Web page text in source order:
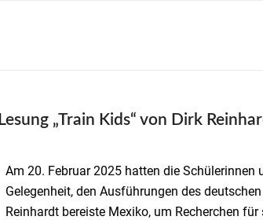
Lesung „Train Kids“ von Dirk
Am 20. Februar 2025 hatten die Schülerinnen
Gelegenheit, den Ausführungen des
Reinhardt bereiste Mexiko, um Recherchen